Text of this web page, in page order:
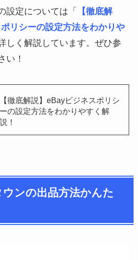
設定については「
【徹底解
リシーの設定方法をわかりや
しく解説しています。ぜひ参
い！
【徹底解説】eBayビジネスポリシ
ーの設定方法をわかりやすく解
説！
ンの出品方法かんた